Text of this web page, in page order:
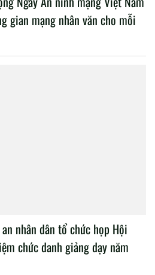
gian mạng nhân văn cho mỗi
nhân dân tổ chức họp Hội
chức danh giảng dạy năm